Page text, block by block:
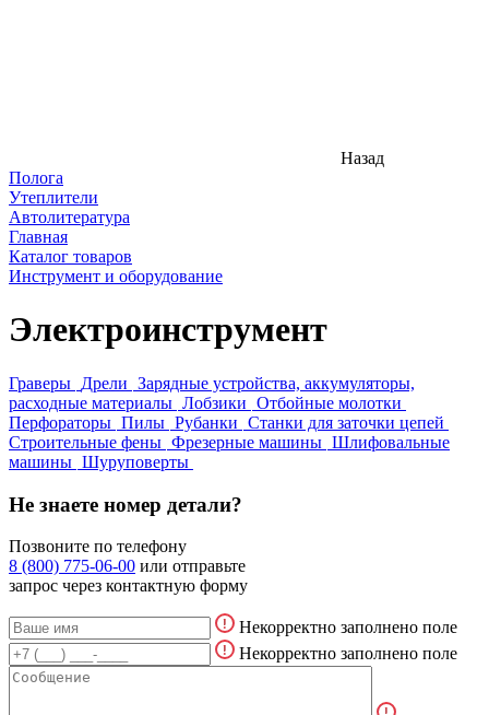
Назад
Полога
Утеплители
Автолитература
Главная
Каталог товаров
Инструмент и оборудование
Электроинструмент
Граверы Дрели Зарядные устройства, аккумуляторы,
расходные материалы Лобзики Отбойные молотки
Перфораторы Пилы Рубанки Станки для заточки цепей
Строительные фены Фрезерные машины Шлифовальные
машины Шуруповерты
Не знаете номер детали?
Позвоните по телефону
8 (800) 775-06-00 или отправьте
запрос через контактную форму
Некорректно заполнено поле
Некорректно заполнено поле